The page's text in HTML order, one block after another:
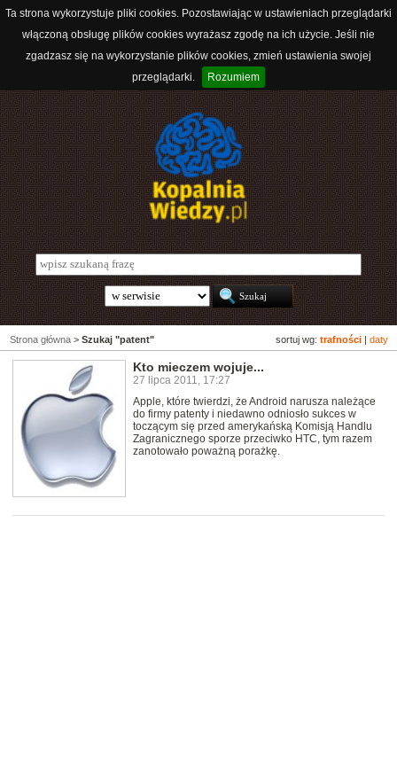
Ta strona wykorzystuje pliki cookies. Pozostawiając w ustawieniach przeglądarki
włączoną obsługę plików cookies wyrażasz zgodę na ich użycie. Jeśli nie
zgadzasz się na wykorzystanie plików cookies, zmień ustawienia swojej
przeglądarki.
Rozumiem
sortuj wg: trafności daty
Strona główna > Szukaj "patent"
Kto mieczem wojuje...
27 lipca 2011, 17:27
Apple, które twierdzi, że Android narusza należące
do firmy patenty i niedawno odniosło sukces w
toczącym się przed amerykańską Komisją Handlu
Zagranicznego sporze przeciwko HTC, tym razem
zanotowało poważną porażkę.